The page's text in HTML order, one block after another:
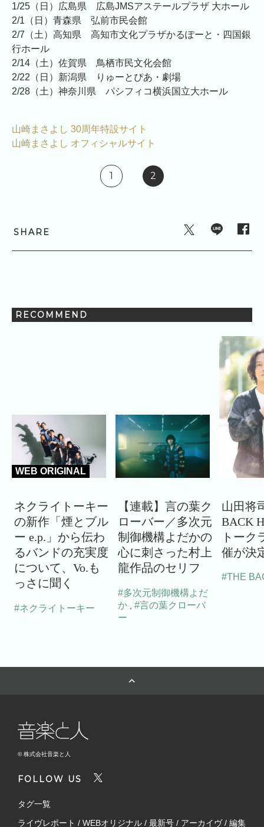
1/25（日）広島県 広島JMSアステールプラザ 大ホール
2/1（日）青森県 弘前市民会館
2/7（土）高知県 高知市文化プラザかるぽーと・四国銀
行ホール
2/14（土）佐賀県 鳥栖市民文化会館
2/22（日）新潟県 りゅーとぴあ・劇場
2/28（土）神奈川県 パシフィコ横浜国立大ホール
山崎まさよし 30周年特設サイト
山崎まさよし オフィシャルサイト
1 2
SHARE
RECOMMEND
WEB ORIGINAL
ネクライトーキー
の新作「煙とブル
ー e.p.」から伝わ
るバンドの充実度
について、Vo.も
っさに聞く
#ネクライトーキー
【連載】言の葉ク
ローバー／多次元
制御機構よだかの
心に刺さった村上
龍作品のセリフ
#多次元制御機構よだ
か
#言の葉クローバ
ー
山田将
BACK
トーク
催が決
#THE
© 株式会社音楽と人
FOLLOW US
タグ一覧
ライヴレポート / WEBオリジナル / 最新号 / アーカイヴ/ 編集